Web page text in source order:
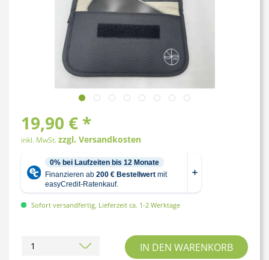
19,90 € *
inkl. MwSt.zzgl. Versandkosten
Sofort versandfertig, Lieferzeit ca. 1-2 Werktage
IN DEN WARENKORB